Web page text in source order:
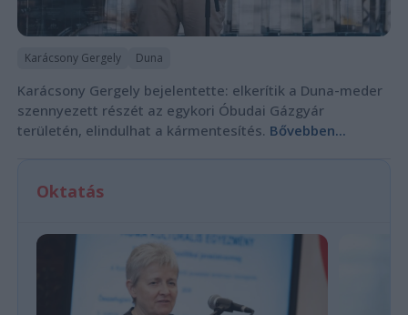
Karácsony Gergely Duna
Karácsony Gergely bejelentette: elkerítik a Duna-meder
szennyezett részét az egykori Óbudai Gázgyár
területén, elindulhat a kármentesítés. Bővebben...
Oktatás